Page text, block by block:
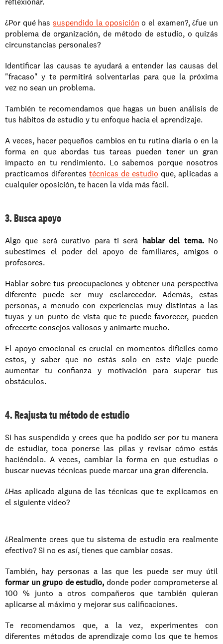
¿Por qué has suspendido la oposición o el examen?, ¿fue un
problema de organización, de método de estudio, o quizás
circunstancias personales?
Identificar las causas te ayudará a entender las causas del
"fracaso" y te permitirá solventarlas para que la próxima
vez no sean un problema.
También te recomendamos que hagas un buen análisis de
tus hábitos de estudio y tu enfoque hacia el aprendizaje.
A veces, hacer pequeños cambios en tu rutina diaria o en la
forma en que abordas tus tareas pueden tener un gran
impacto en tu rendimiento. Lo sabemos porque nosotros
practicamos diferentes técnicas de estudio que, aplicadas a
cualquier oposición, te hacen la vida más fácil.
3. Busca apoyo
Algo que será curativo para ti será hablar del tema. No
subestimes el poder del apoyo de familiares, amigos o
profesores.
Hablar sobre tus preocupaciones y obtener una perspectiva
diferente puede ser muy esclarecedor. Además, estas
personas, a menudo con experiencias muy distintas a las
tuyas y un punto de vista que te puede favorecer, pueden
ofrecerte consejos valiosos y animarte mucho.
El apoyo emocional es crucial en momentos difíciles como
estos, y saber que no estás solo en este viaje puede
aumentar tu confianza y motivación para superar tus
obstáculos.
4. Reajusta tu método de estudio
Si has suspendido y crees que ha podido ser por tu manera
de estudiar, toca ponerse las pilas y revisar cómo estás
haciéndolo. A veces, cambiar la forma en que estudias o
buscar nuevas técnicas puede marcar una gran diferencia.
¿Has aplicado alguna de las técnicas que te explicamos en
el siguiente video?
¿Realmente crees que tu sistema de estudio era realmente
efectivo? Si no es así, tienes que cambiar cosas.
formar un grupo de estudio, donde poder comprometerse al
100 % junto a otros compañeros que también quieran
aplicarse al máximo y mejorar sus calificaciones.
Te recomendamos que, a la vez, experimentes con
diferentes métodos de aprendizaje como los que te hemos